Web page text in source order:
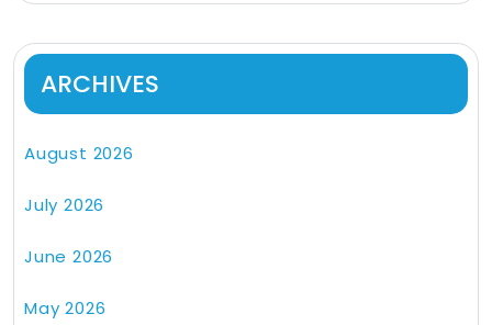
ARCHIVES
August 2026
July 2026
June 2026
May 2026